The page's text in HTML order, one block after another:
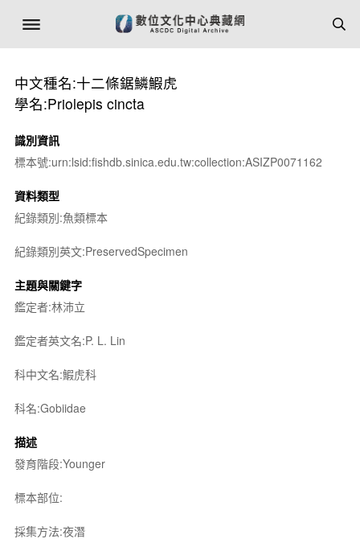
中文種名:十二條鋸鱗鰕虎
學名:Priolepis cincta
識別資訊
標本號:urn:lsid:fishdb.sinica.edu.tw:collection:ASIZP0071162
資料類型
紀錄類別:魚類標本
紀錄類別英文:PreservedSpecimen
主題與關鍵字
鑑定者:林沛立
鑑定者英文名:P. L. Lin
科中文名:鰕虎科
科名:Gobiidae
描述
發育階段:Younger
標本部位:
採集方法:夜潛